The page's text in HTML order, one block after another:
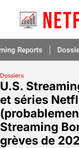
Reports
Dossiers
U.S.
et séries
Streaming
grèves de